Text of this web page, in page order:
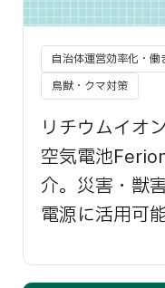
自治体運営効率化・働
鳥獣・クマ対策
リチウムイオ
空気電池
介。災害・獣
電源に活用可能